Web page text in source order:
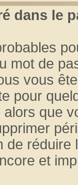
dans le
mot de
vous
pour
que
de
et